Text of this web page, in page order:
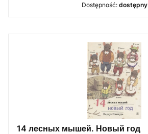
Dostępność: dostępny
14 лесных мышей. Новый год